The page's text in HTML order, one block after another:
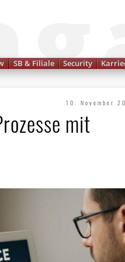
SB & Filiale Security
10. November
mit